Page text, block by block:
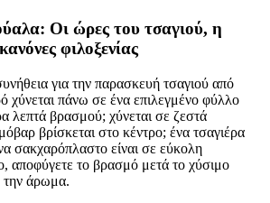
Οι ώρες του τσαγιού, η
φιλοξενίας
για την παρασκευή τσαγιού από
χύνεται πάνω σε ένα επιλεγμένο φύλλο
λεπτά βρασμού; χύνεται σε ζεστά
βρίσκεται στο κέντρο; ένα τσαγιέρα
σακχαρόπλαστο είναι σε εύκολη
το βρασμό μετά το χύσιμο
την άρωμα.